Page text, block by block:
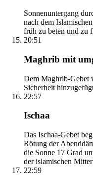
Sonnenuntergang
nach dem
früh zu beten und zu
20:51
Maghrib mit
Dem Maghrib-Gebet
Sicherheit
22:57
Ischaa
Das Ischaa-Gebet
Rötung der
die Sonne 17 Grad
der islamischen
22:59